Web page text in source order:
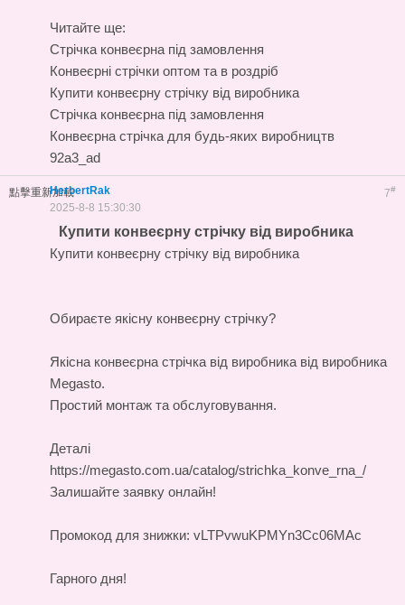
Читайте ще:
Стрічка конвеєрна під замовлення
Конвеєрні стрічки оптом та в роздріб
Купити конвеєрну стрічку від виробника
Стрічка конвеєрна під замовлення
Конвеєрна стрічка для будь-яких виробництв
92a3_ad
點擊重新加載 7#
HerbertRak
2025-8-8 15:30:30
Купити конвеєрну стрічку від виробника
Купити конвеєрну стрічку від виробника
Обираєте якісну конвеєрну стрічку?
Якісна конвеєрна стрічка від виробника від виробника
Megasto.
Простий монтаж та обслуговування.
Деталі
https://megasto.com.ua/catalog/strichka_konve_rna_/
Залишайте заявку онлайн!
Промокод для знижки: vLTPvwuKPMYn3Cc06MAc
Гарного дня!